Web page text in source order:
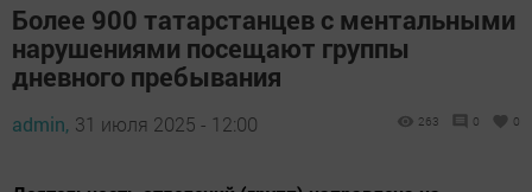
Более 900 татарстанцев с ментальными
нарушениями посещают группы
дневного пребывания
admin, 31 июля 2025 - 12:00 263 0 0